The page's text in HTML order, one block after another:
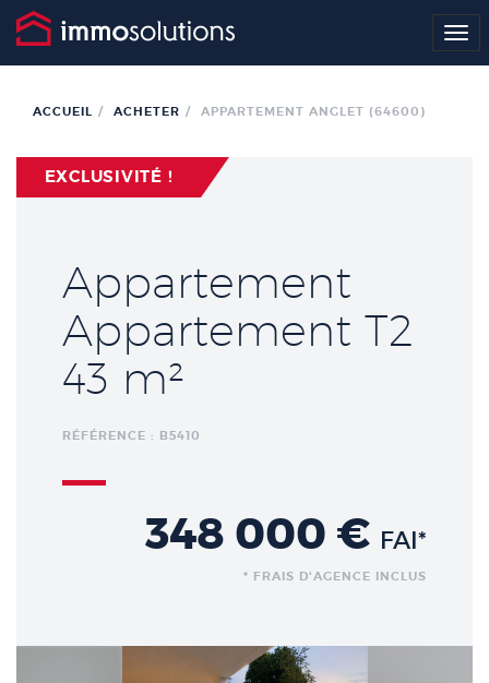
ACCUEIL ACHETER APPARTEMENT ANGLET (64600)
EXCLUSIVITÉ !
Appartement
Appartement T2
43 m²
RÉFÉRENCE : B5410
348 000 € FAI*
* FRAIS D'AGENCE INCLUS